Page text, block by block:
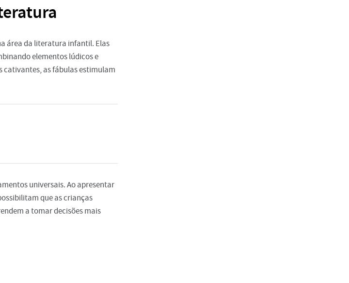
área da literatura infantil. Elas
elementos lúdicos e
cativantes, as fábulas estimulam
universais. Ao apresentar
que as crianças
a tomar decisões mais